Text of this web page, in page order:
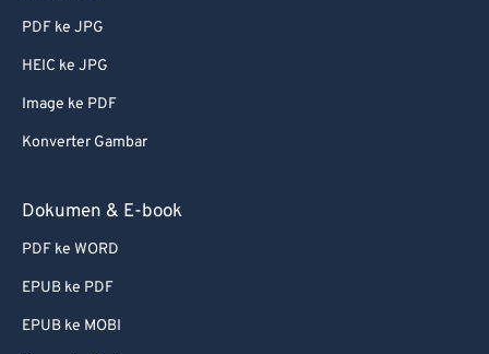
PDF ke JPG
HEIC ke JPG
Image ke PDF
Konverter Gambar
Dokumen & E-book
PDF ke WORD
EPUB ke PDF
EPUB ke MOBI